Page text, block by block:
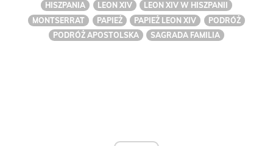
HISZPANIA LEON XIV
LEON XIV W HISZPANII
MONTSERRAT
PAPIEŻ PAPIEŻ LEON XIV
PODRÓŻ
PODRÓŻ APOSTOLSKA
SAGRADA FAMILIA